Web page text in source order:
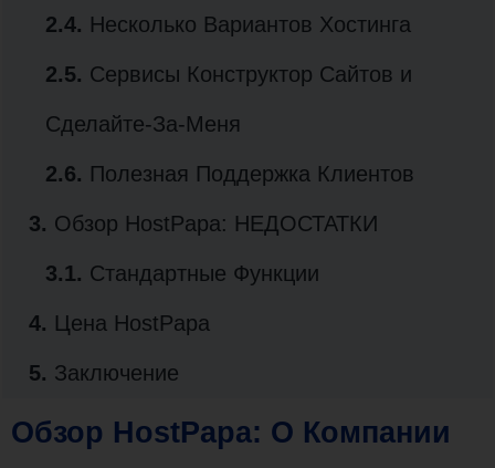
2.4. Несколько Вариантов Хостинга
2.5. Сервисы Конструктор Сайтов и
Сделайте-За-Меня
2.6. Полезная Поддержка Клиентов
3. Обзор HostPapa: НЕДОСТАТКИ
3.1. Стандартные Функции
4. Цена HostPapa
5. Заключение
Обзор HostPapa: О Компании